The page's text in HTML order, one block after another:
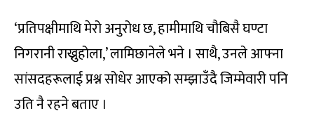
‘प्रतिपक्षीमाथि मेरो अनुरोध छ, हामीमाथि चौबिसै घण्टा
निगरानी राख्नुहोला,’ लामिछानेले भने । साथै, उनले आफ्ना
सांसदहरूलाई प्रश्न सोधेर आएको सम्झाउँदै जिम्मेवारी पनि
उति नै रहने बताए ।